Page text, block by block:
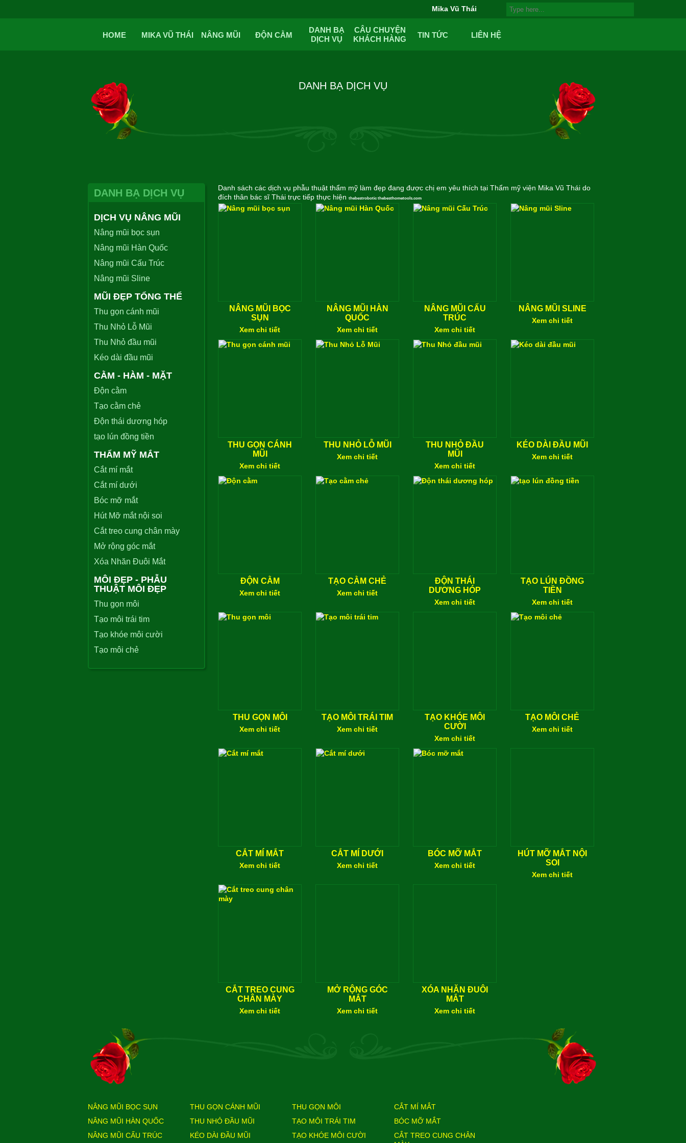
Mika Vũ Thái
HOME MIKA VŨ THÁI NÂNG MŨI ĐỘN CẰM
DANH BẠ
DỊCH VỤ
CÂU CHUYỆN
KHÁCH HÀNG
TIN TỨC LIÊN HỆ
DANH BẠ DỊCH VỤ
DANH BẠ DỊCH VỤ
DỊCH VỤ NÂNG MŨI
Nâng mũi bọc sụn
Nâng mũi Hàn Quốc
Nâng mũi Cấu Trúc
Nâng mũi Sline
MŨI ĐẸP TỔNG THỂ
Thu gọn cánh mũi
Thu Nhỏ Lỗ Mũi
Thu Nhỏ đầu mũi
Kéo dài đầu mũi
CẰM - HÀM - MẶT
Độn cằm
Tạo cằm chẻ
Độn thái dương hóp
tạo lún đồng tiền
THẨM MỸ MẮT
Cắt mí mắt
Cắt mí dưới
Bóc mỡ mắt
Hút Mỡ mắt nội soi
Cắt treo cung chân mày
Mở rộng góc mắt
Xóa Nhăn Đuôi Mắt
MÔI ĐẸP - PHẪU
THUẬT MÔI ĐẸP
Thu gọn môi
Tạo môi trái tim
Tạo khóe môi cười
Tạo môi chẻ
Danh sách các dịch vụ phẫu thuật thẩm mỹ làm đẹp đang được chị em yêu thích tại Thẩm mỹ viện Mika Vũ Thái do
đích thân bác sĩ Thái trực tiếp thực hiện thebestrobotic thebesthometools.com
NÂNG MŨI BỌC
SỤN
Xem chi tiết
NÂNG MŨI HÀN
QUỐC
Xem chi tiết
NÂNG MŨI CẤU
TRÚC
Xem chi tiết
NÂNG MŨI SLINE
Xem chi tiết
THU GỌN CÁNH
MŨI
Xem chi tiết
THU NHỎ LỖ MŨI
Xem chi tiết
THU NHỎ ĐẦU
MŨI
Xem chi tiết
KÉO DÀI ĐẦU MŨI
Xem chi tiết
ĐỘN CẰM
Xem chi tiết
TẠO CẰM CHẺ
Xem chi tiết
ĐỘN THÁI
DƯƠNG HÓP
Xem chi tiết
TẠO LÚN ĐỒNG
TIỀN
Xem chi tiết
THU GỌN MÔI
Xem chi tiết
TẠO MÔI TRÁI TIM
Xem chi tiết
TẠO KHÓE MÔI
CƯỜI
Xem chi tiết
TẠO MÔI CHẺ
Xem chi tiết
CẮT MÍ MẮT
Xem chi tiết
CẮT MÍ DƯỚI
Xem chi tiết
BÓC MỠ MẮT
Xem chi tiết
HÚT MỠ MẮT NỘI
SOI
Xem chi tiết
CẮT TREO CUNG
CHÂN MÀY
Xem chi tiết
MỞ RỘNG GÓC
MẮT
Xem chi tiết
XÓA NHĂN ĐUÔI
MẮT
Xem chi tiết
NÂNG MŨI BỌC SỤN
NÂNG MŨI HÀN QUỐC
NÂNG MŨI CẤU TRÚC
THU GỌN CÁNH MŨI
THU NHỎ ĐẦU MŨI
KÉO DÀI ĐẦU MŨI
THU GỌN MÔI
TẠO MÔI TRÁI TIM
TẠO KHÓE MÔI CƯỜI
CẮT MÍ MẮT
BÓC MỠ MẮT
CẮT TREO CUNG CHÂN